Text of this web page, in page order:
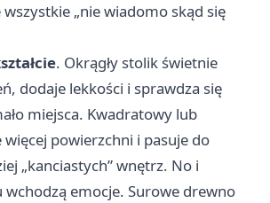
„nie wiadomo skąd się
. Okrągły stolik świetnie
dodaje lekkości i sprawdza się
miejsca. Kwadratowy lub
powierzchni i pasuje do
„kanciastych” wnętrz. No i
wchodzą emocje. Surowe drewno